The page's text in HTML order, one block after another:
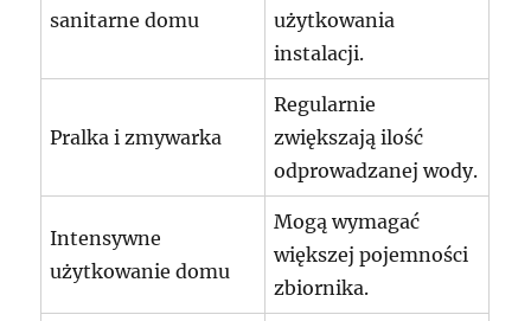
sanitarne domu
użytkowania
instalacji.
Pralka i zmywarka
Regularnie
zwiększają ilość
odprowadzanej wody.
Intensywne
użytkowanie domu
Mogą wymagać
większej pojemności
zbiornika.